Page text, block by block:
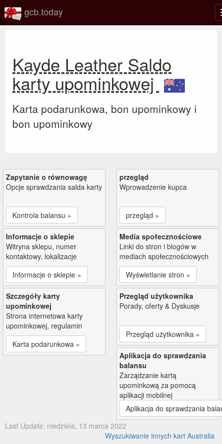
gcb.today
Kayde Leather Saldo
karty upominkowej
Karta podarunkowa, bon upominkowy i
bon upominkowy
Zapytanie o równowagę
Opcje sprawdzania salda karty
Kontrola balansu »
przegląd
Wprowadzenie kupca
przegląd »
Informacje o sklepie
Witryna sklepu, numer
kontaktowy, lokalizacje
Informacje o sklepie »
Media społecznościowe
Linki do stron i blogów w
mediach społecznościowych
Wyświetlanie stron »
Szczegóły karty
upominkowej
Strona internetowa karty
upominkowej, regulamin
Karta podarunkowa »
Przegląd użytkownika
Porady, oferty & Dyskusje
Przegląd użytkownika »
Aplikacja do sprawdzania
balansu
Zarządzanie kartą
upominkową za pomocą
aplikacji mobilnej
Aplikacja do sprawdzania
Last Update: niedziela, 13 marca 2022
Wyszukiwanie innych kart Australia